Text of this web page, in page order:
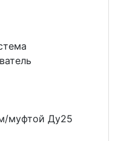
муфтой Ду25